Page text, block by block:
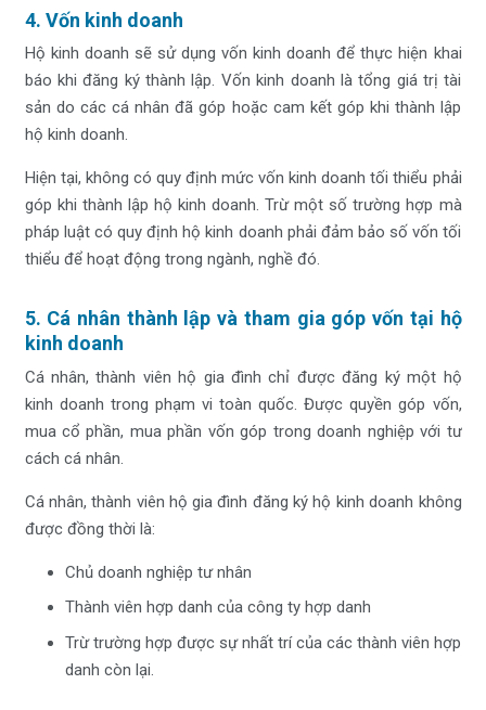
4. Vốn kinh doanh
Hộ kinh doanh sẽ sử dụng vốn kinh doanh để thực hiện khai
báo khi đăng ký thành lập. Vốn kinh doanh là tổng giá trị tài
sản do các cá nhân đã góp hoặc cam kết góp khi thành lập
hộ kinh doanh.
Hiện tại, không có quy định mức vốn kinh doanh tối thiểu phải
góp khi thành lập hộ kinh doanh. Trừ một số trường hợp mà
pháp luật có quy định hộ kinh doanh phải đảm bảo số vốn tối
thiểu để hoạt động trong ngành, nghề đó.
5. Cá nhân thành lập và tham gia góp vốn tại hộ
kinh doanh
Cá nhân, thành viên hộ gia đình chỉ được đăng ký một hộ
kinh doanh trong phạm vi toàn quốc. Được quyền góp vốn,
mua cổ phần, mua phần vốn góp trong doanh nghiệp với tư
cách cá nhân.
Cá nhân, thành viên hộ gia đình đăng ký hộ kinh doanh không
được đồng thời là:
Chủ doanh nghiệp tư nhân
Thành viên hợp danh của công ty hợp danh
Trừ trường hợp được sự nhất trí của các thành viên hợp
danh còn lại.